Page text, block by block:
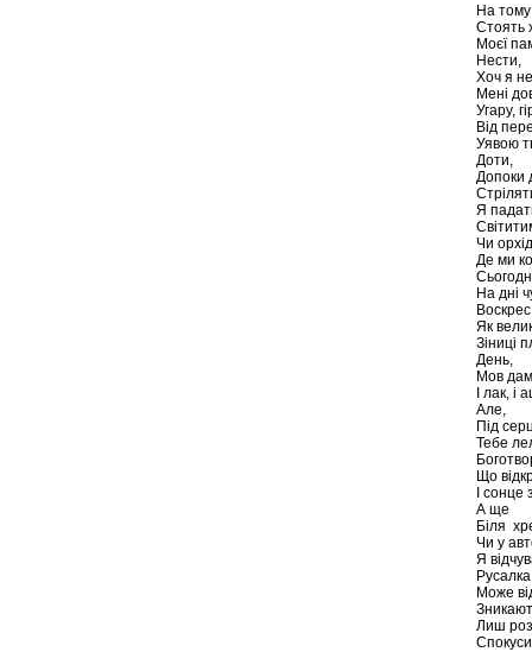
На
Стоять
Моєї
Нести,
Хоч я
Мені
Угару,
Від
Уявою
Доти,
Допоки
Я
Чи
Де ми
На дні
Як
Зіниці
День,
Мов
І лак,
Але,
Під
Тебе
Що
І
А ще
Біля
Чи у
Я
Може
Лиш